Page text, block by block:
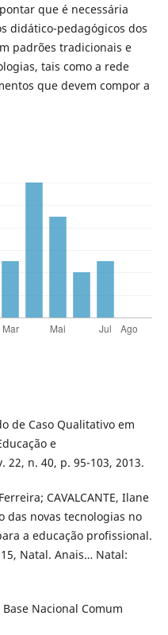
que é necessária
didático-pedagógicos dos
padrões tradicionais e
tais como a rede
que devem compor a
de Caso Qualitativo em
e
22, n. 40, p. 95-103, 2013.
CAVALCANTE, Ilane
das novas tecnologias no
a educação profissional.
Natal. Anais… Natal:
Nacional Comum